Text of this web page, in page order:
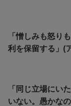
「憎しみも怒り
利を保留する」(
「同じ立場にい
いない。愚かな